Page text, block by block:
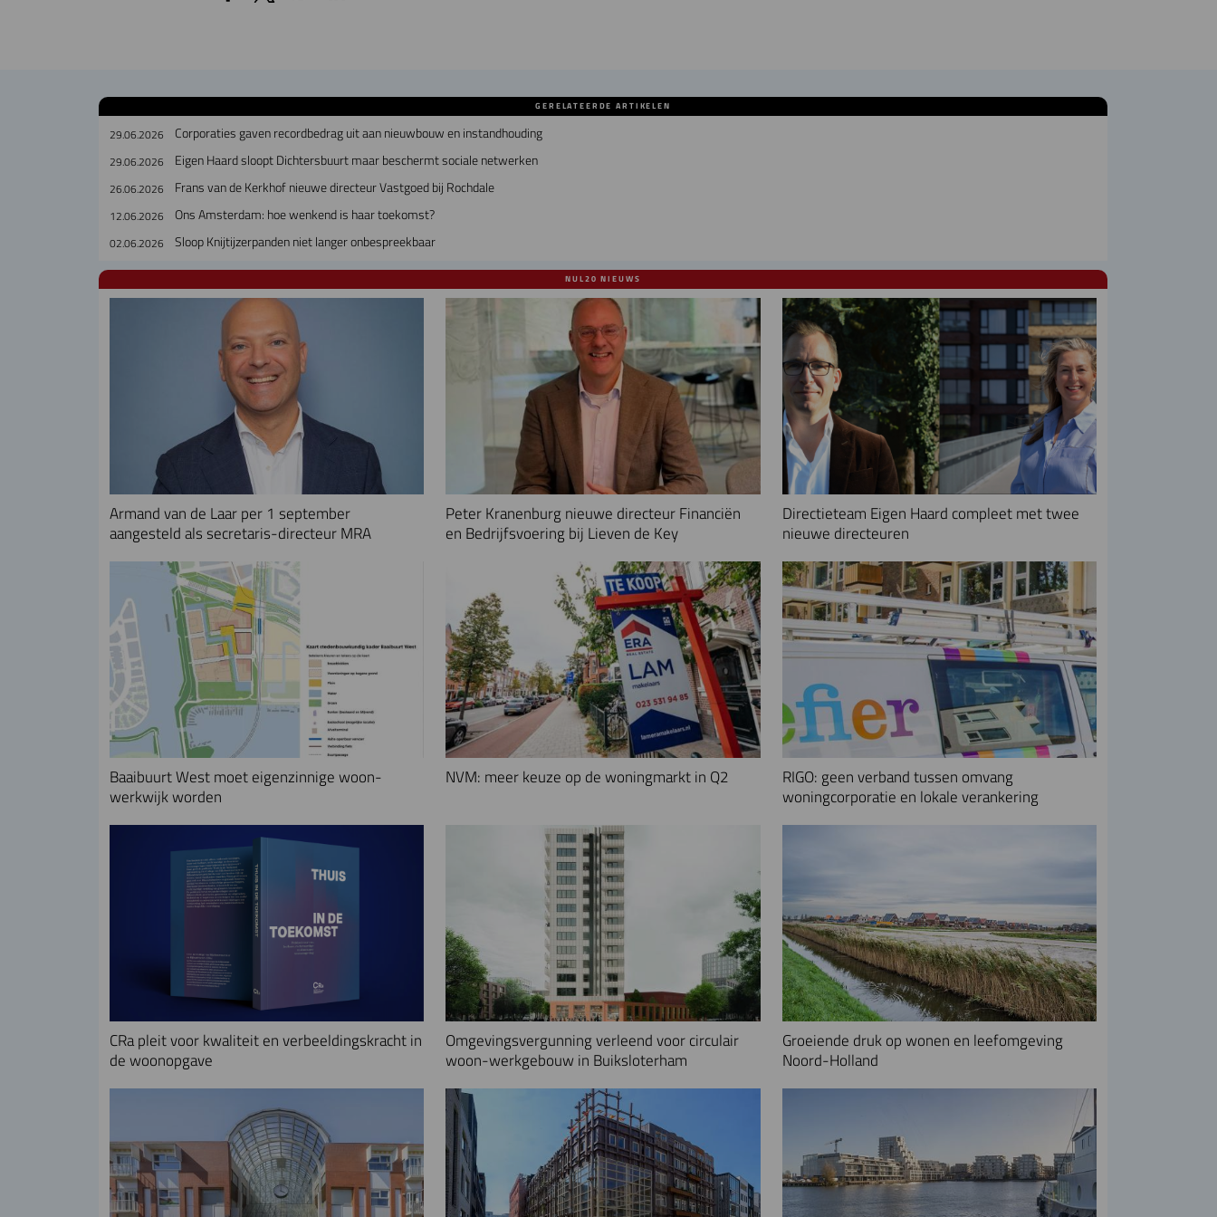
GERELATEERDE ARTIKELEN
29.06.2026 Corporaties gaven recordbedrag uit aan nieuwbouw en instandhouding
29.06.2026 Eigen Haard sloopt Dichtersbuurt maar beschermt sociale netwerken
26.06.2026 Frans van de Kerkhof nieuwe directeur Vastgoed bij Rochdale
12.06.2026 Ons Amsterdam: hoe wenkend is haar toekomst?
02.06.2026 Sloop Knijtijzerpanden niet langer onbespreekbaar
NUL20 NIEUWS
Armand van de Laar per 1 september
aangesteld als secretaris-directeur MRA
Peter Kranenburg nieuwe directeur Financiën
en Bedrijfsvoering bij Lieven de Key
Directieteam Eigen Haard compleet met twee
nieuwe directeuren
Baaibuurt West moet eigenzinnige woon-
werkwijk worden
NVM: meer keuze op de woningmarkt in Q2
RIGO: geen verband tussen omvang
woningcorporatie en lokale verankering
CRa pleit voor kwaliteit en verbeeldingskracht in
de woonopgave
Omgevingsvergunning verleend voor circulair
woon-werkgebouw in Buiksloterham
Groeiende druk op wonen en leefomgeving
Noord-Holland